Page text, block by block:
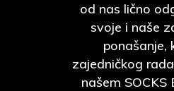
od nas lično
svoje i naše
ponašanje,
zajedničkog
našem SOCKS